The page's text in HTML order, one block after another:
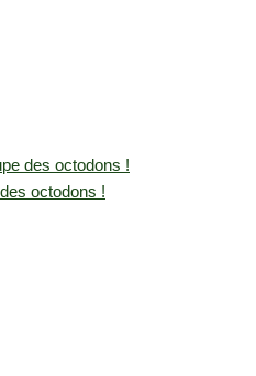
des octodons !
octodons !